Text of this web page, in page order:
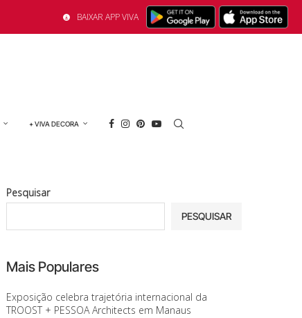
BAIXAR APP VIVA
+ VIVA DECORA
Pesquisar
PESQUISAR
Mais Populares
Exposição celebra trajetória internacional da
TROOST + PESSOA Architects em Manaus